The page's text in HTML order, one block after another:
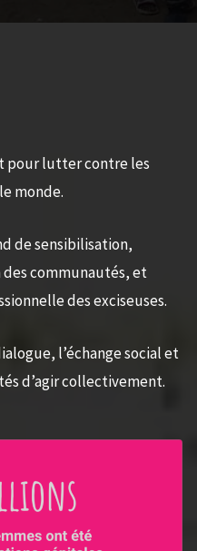
pour lutter contre les
monde.
de sensibilisation,
communautés, et
des exciseuses.
l’échange social et
d’agir collectivement.